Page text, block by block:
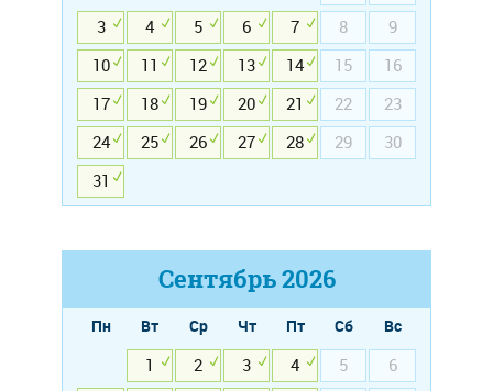
3
4 5 6 7 8
9
10
11 12 13 14 15
16
17
18 19 20 21 22
23
24
25 26 27 28 29
30
31
Сентябрь2026
Пн Вт Ср Чт Пт Сб
Вс
1
2 3 4 5
6